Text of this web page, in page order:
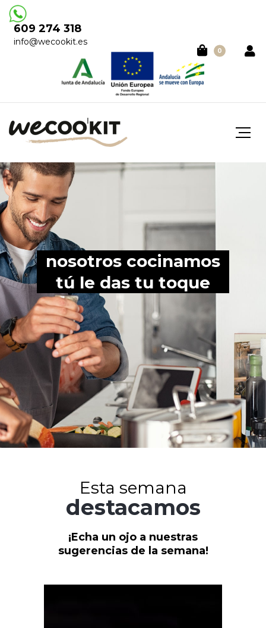
609 274 318
info@wecookit.es
0
nosotros cocinamos
tú le das tu toque
Esta semana
destacamos
¡Echa un ojo a nuestras
sugerencias de la semana!